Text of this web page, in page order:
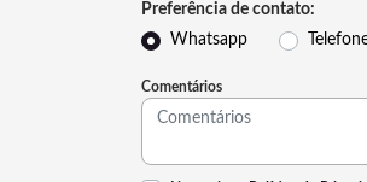
Preferência de contato:
Whatsapp
Comentários